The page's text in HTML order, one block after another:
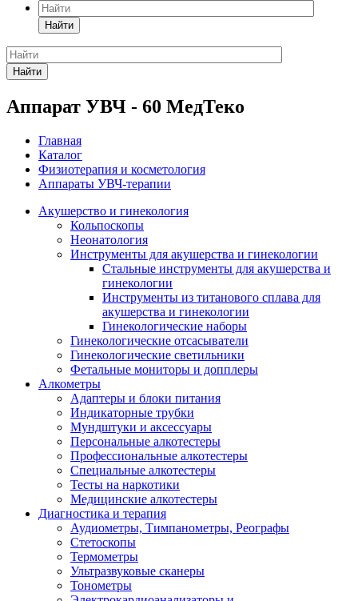
Найти
Найти
Аппарат УВЧ - 60 МедТеко
Главная
Каталог
Физиотерапия и косметология
Аппараты УВЧ-терапии
Акушерство и гинекология
Кольпоскопы
Неонатология
Инструменты для акушерства и гинекологии
Стальные инструменты для акушерства и
гинекологии
Инструменты из титанового сплава для
акушерства и гинекологии
Гинекологические наборы
Гинекологические отсасыватели
Гинекологические светильники
Фетальные мониторы и допплеры
Алкометры
Адаптеры и блоки питания
Индикаторные трубки
Мундштуки и аксессуары
Персональные алкотестеры
Профессиональные алкотестеры
Специальные алкотестеры
Тесты на наркотики
Медицинские алкотестеры
Диагностика и терапия
Аудиометры, Тимпанометры, Реографы
Стетоскопы
Термометры
Ультразвуковые сканеры
Тонометры